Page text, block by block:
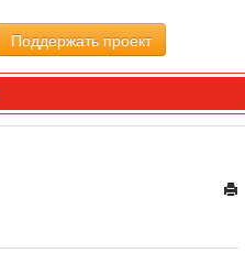
Поддержать проект